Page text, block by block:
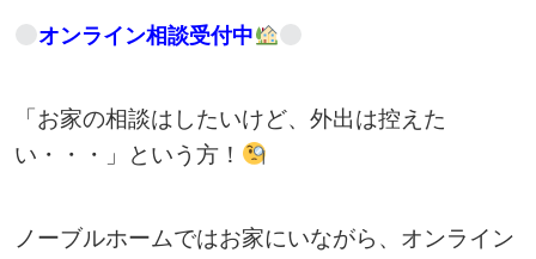
オンライン相談受付中
「お家の相談はしたいけど、外出は控えた
い・・・」という方！
ノーブルホームではお家にいながら、オンライン